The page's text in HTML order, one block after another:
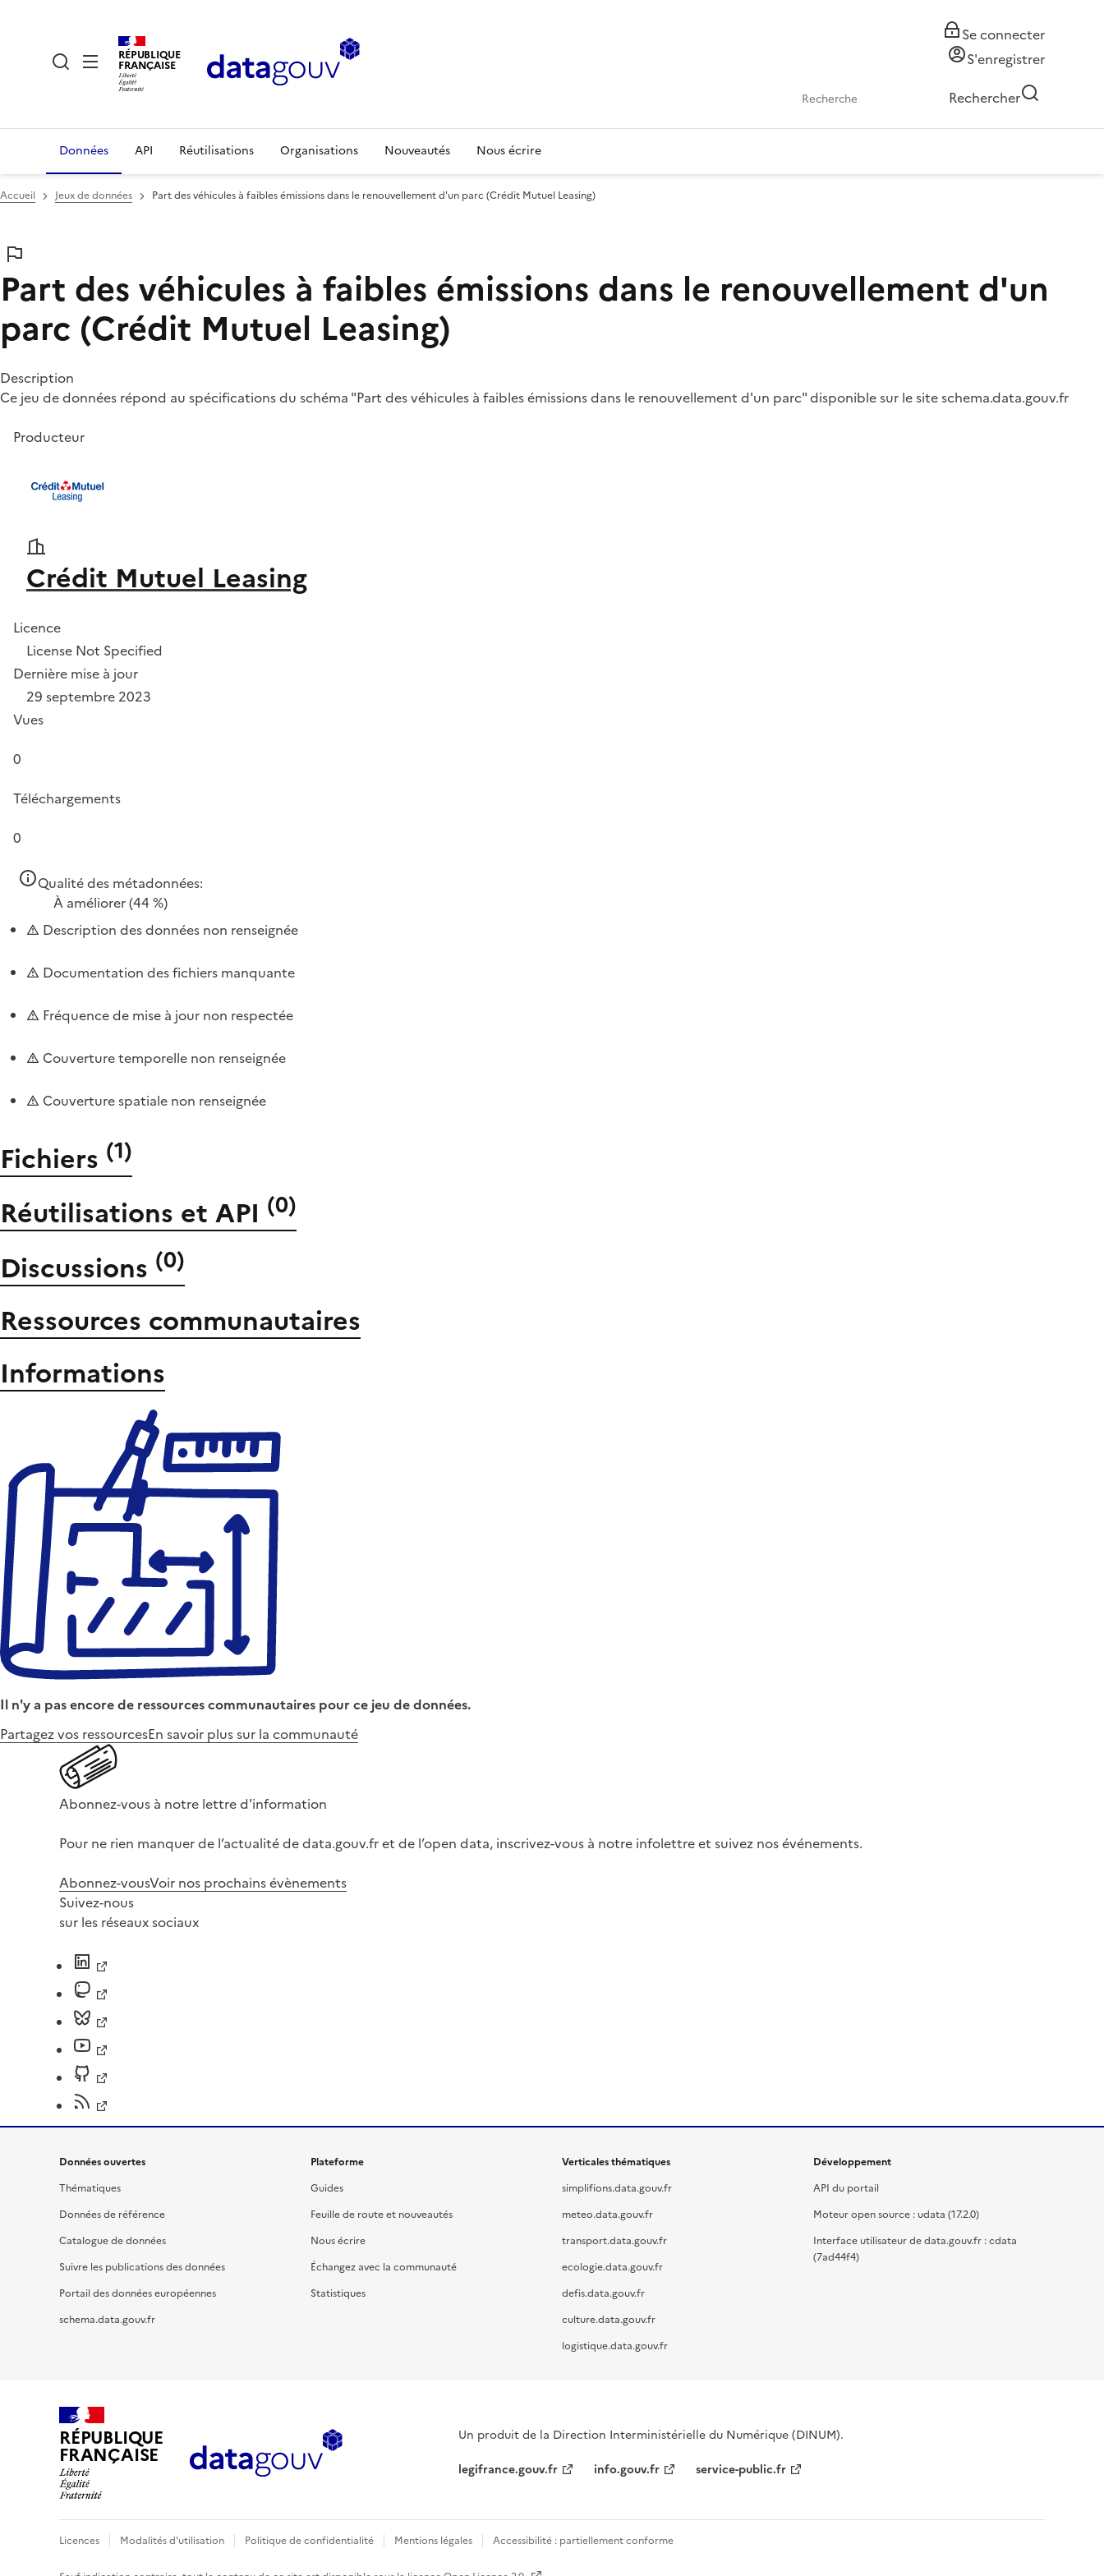
RÉPUBLIQUE
FRANÇAISE
Se connecter
S'enregistrer
Rechercher
Données API Réutilisations Organisations Nouveautés Nous écrire
Accueil Jeux de données Part des véhicules à faibles émissions dans le renouvellement d'un parc (Crédit Mutuel Leasing)
Part des véhicules à faibles émissions dans le renouvellement d'un
parc (Crédit Mutuel Leasing)
Description
Ce jeu de données répond au spécifications du schéma "Part des véhicules à faibles émissions dans le renouvellement d'un parc" disponible sur le site schema.data.gouv.fr
Producteur
Crédit Mutuel Leasing
Licence
License Not Specified
Dernière mise à jour
29 septembre 2023
Vues
0
Téléchargements
0
Qualité des métadonnées:
À améliorer(44 %)
Description des données non renseignée
Documentation des fichiers manquante
Fréquence de mise à jour non respectée
Couverture temporelle non renseignée
Couverture spatiale non renseignée
Fichiers (1)
Réutilisations et API (0)
Discussions (0)
Ressources communautaires
Informations
Il n'y a pas encore de ressources communautaires pour ce jeu de données.
Partagez vos ressourcesEn savoir plus sur la communauté
Abonnez-vous à notre lettre d'information
Pour ne rien manquer de l’actualité de data.gouv.fr et de l’open data, inscrivez-vous à notre infolettre et suivez nos événements.
Abonnez-vousVoir nos prochains évènements
Suivez-nous
sur les réseaux sociaux
Données ouvertes
Thématiques
Données de référence
Catalogue de données
Suivre les publications des données
Portail des données européennes
schema.data.gouv.fr
Plateforme
Guides
Feuille de route et nouveautés
Nous écrire
Échangez avec la communauté
Statistiques
Verticales thématiques
simplifions.data.gouv.fr
meteo.data.gouv.fr
transport.data.gouv.fr
ecologie.data.gouv.fr
defis.data.gouv.fr
culture.data.gouv.fr
logistique.data.gouv.fr
Développement
API du portail
Moteur open source : udata (17.2.0)
Interface utilisateur de data.gouv.fr : cdata
(7ad44f4)
RÉPUBLIQUE
FRANÇAISE
Un produit de la Direction Interministérielle du Numérique (DINUM).
legifrance.gouv.fr
info.gouv.fr service-public.fr
Licences Modalités d'utilisation Politique de confidentialité Mentions légales Accessibilité : partiellement conforme